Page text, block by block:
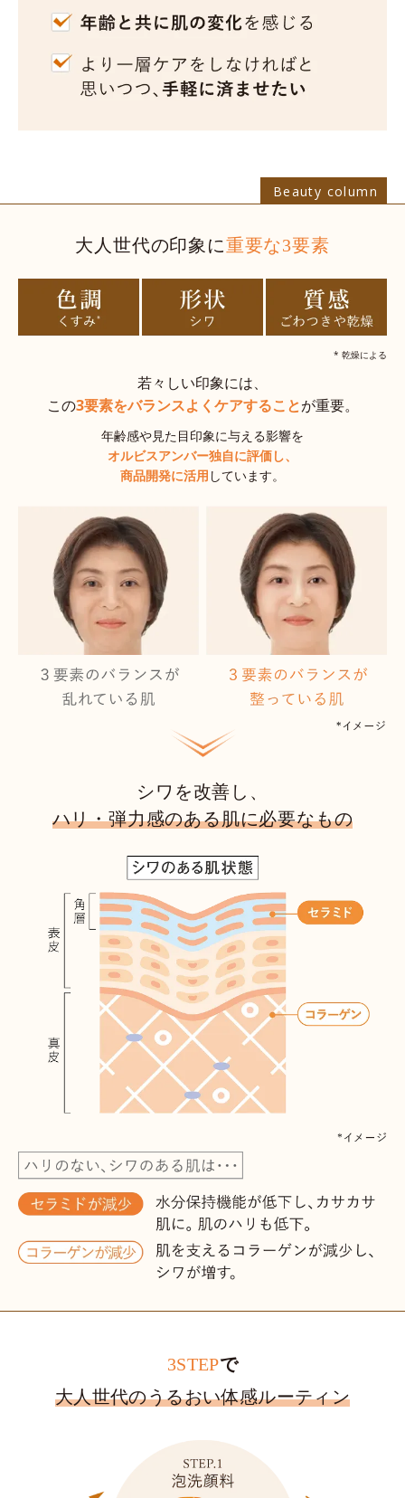
Beauty column
大人世代の印象 に重要な3要素
* 乾燥による
若々しい印象には、
この3要素をバランスよくケアすることが重要。
年齢感や見た目印象に与える影響を
オルビスアンバー独自に評価し、
商品開発に活用 しています。
シワを改善し、
ハリ・弾力感のある肌に必要なもの
3STEPで
大人世代のうるおい体感ルーティン